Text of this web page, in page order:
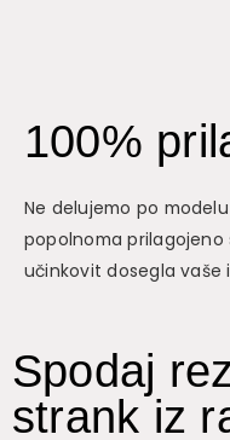
100%
Ne delujemo po
popolnoma
učinkovit dosegla vaše
Spodaj
strank iz